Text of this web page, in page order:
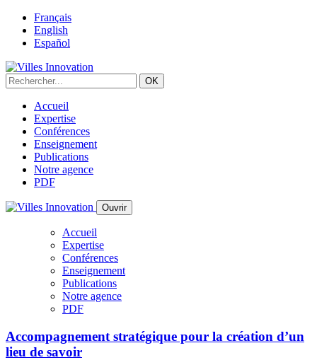
Français
English
Español
Accueil
Expertise
Conférences
Enseignement
Publications
Notre agence
PDF
Ouvrir
Accueil
Expertise
Conférences
Enseignement
Publications
Notre agence
PDF
Accompagnement stratégique pour la création d’un
lieu de savoir